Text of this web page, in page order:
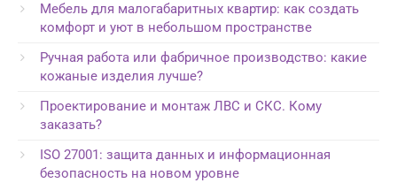
Мебель для малогабаритных квартир: как создать
комфорт и уют в небольшом пространстве
Ручная работа или фабричное производство: какие
кожаные изделия лучше?
Проектирование и монтаж ЛВС и СКС. Кому
заказать?
ISO 27001: защита данных и информационная
безопасность на новом уровне